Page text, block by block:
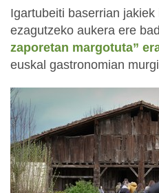
Igartubeiti baserrian
ezagutzeko aukera ere
zaporetan margotuta”
euskal gastronomian